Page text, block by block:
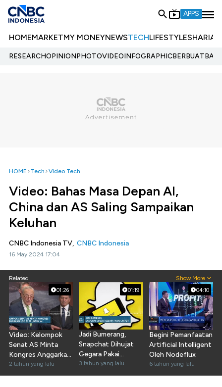
APPS
HOMEMARKETMY MONEYNEWSTECHLIFESTYLESHARIA
RESEARCHOPINIONPHOTOVIDEOINFOGRAPHIC
HOME Tech Video Tech
Video: Bahas Masa Depan AI,
China dan AS Saling Sampaikan
Keluhan
CNBC Indonesia TV, CNBC Indonesia
16 May 2024 17:04
Related Show More
01:26
Video: Kelompok
Senat AS Minta
Kongres Anggarkan
USD32 Miliar Untuk
AI
2 tahun yang lalu
01:19
Jadi Bumerang,
Snapchat Dihujat
Gegara Pakai
ChatGPT
3 tahun yang lalu
04:10
Begini Pemanfaatan
Artificial Intelligent
Oleh Nodeflux
6 tahun yang lalu